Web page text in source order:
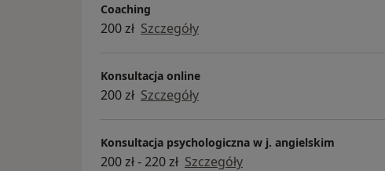
Coaching
200 zł Szczegóły
Konsultacja online
200 zł Szczegóły
Konsultacja psychologiczna w j. angielskim
200 zł - 220 zł Szczegóły